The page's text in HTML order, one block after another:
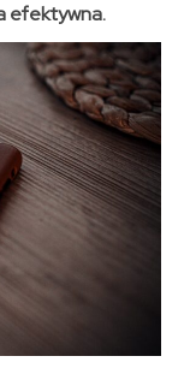
efektywna.